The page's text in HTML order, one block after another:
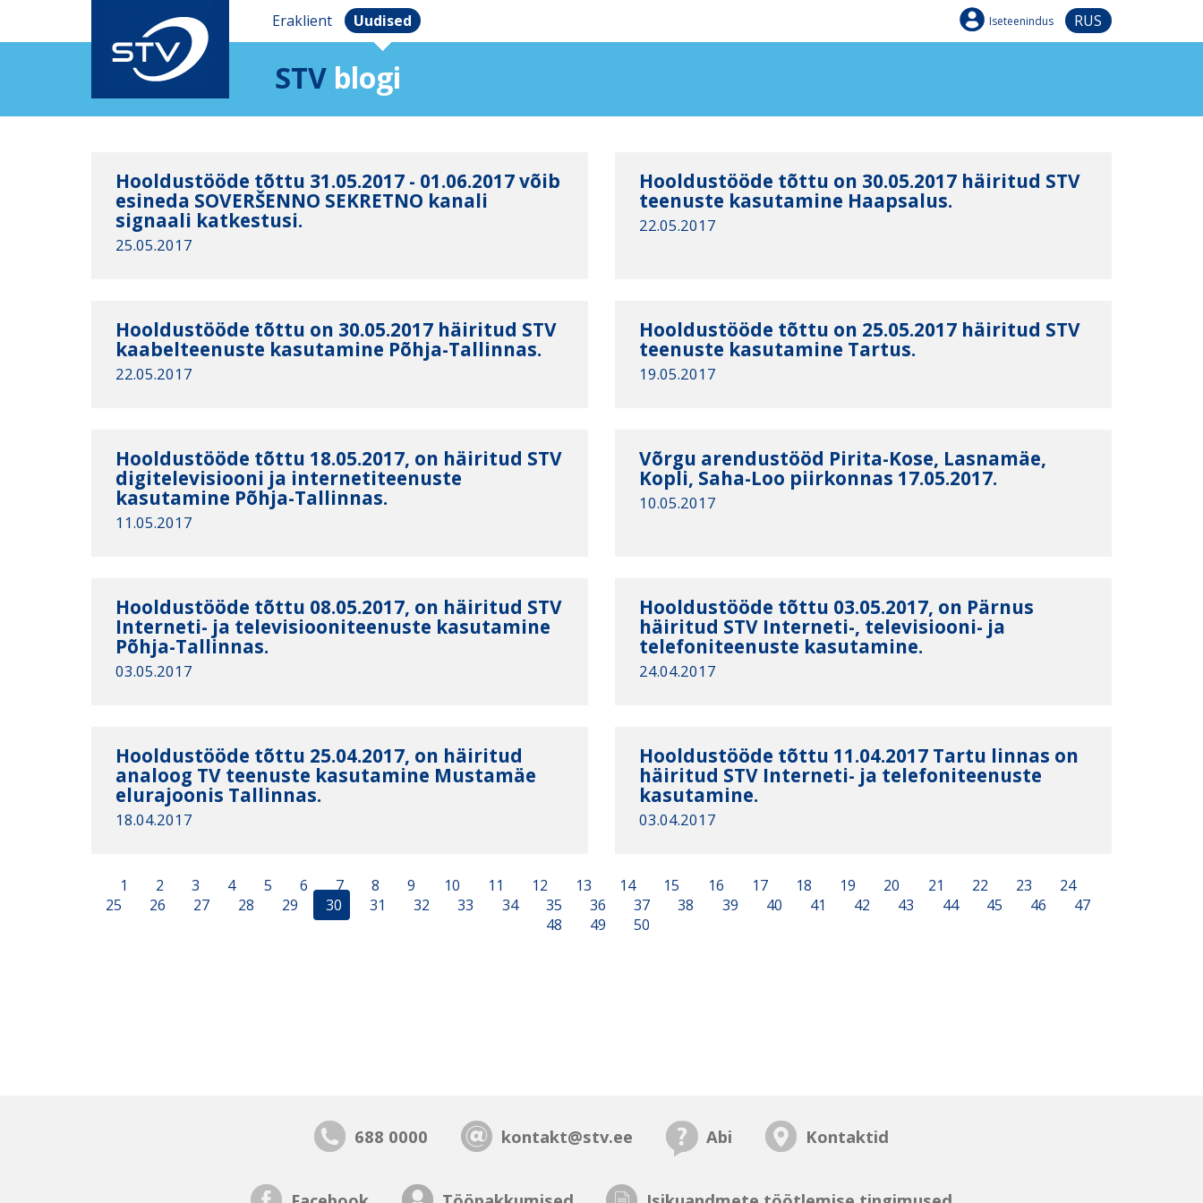
Eraklient Uudised Iseteenindus RUS
STV blogi
Hooldustööde tõttu 31.05.2017 - 01.06.2017 võib
esineda SOVERŠENNO SEKRETNO kanali
signaali katkestusi.
25.05.2017
Hooldustööde tõttu on 30.05.2017 häiritud STV
teenuste kasutamine Haapsalus.
22.05.2017
Hooldustööde tõttu on 30.05.2017 häiritud STV
kaabelteenuste kasutamine Põhja-Tallinnas.
22.05.2017
Hooldustööde tõttu on 25.05.2017 häiritud STV
teenuste kasutamine Tartus.
19.05.2017
Hooldustööde tõttu 18.05.2017, on häiritud STV
digitelevisiooni ja internetiteenuste
kasutamine Põhja-Tallinnas.
11.05.2017
Võrgu arendustööd Pirita-Kose, Lasnamäe,
Kopli, Saha-Loo piirkonnas 17.05.2017.
10.05.2017
Hooldustööde tõttu 08.05.2017, on häiritud STV
Interneti- ja televisiooniteenuste kasutamine
Põhja-Tallinnas.
03.05.2017
Hooldustööde tõttu 03.05.2017, on Pärnus
häiritud STV Interneti-, televisiooni- ja
telefoniteenuste kasutamine.
24.04.2017
Hooldustööde tõttu 25.04.2017, on häiritud
analoog TV teenuste kasutamine Mustamäe
elurajoonis Tallinnas.
18.04.2017
Hooldustööde tõttu 11.04.2017 Tartu linnas on
häiritud STV Interneti- ja telefoniteenuste
kasutamine.
03.04.2017
1 2 3 4 5 6 7 8 9 10 11 12 13 14 15 16 17 18 19 20 21 22 23
24
25
26 27 28 29 30 31 32 33 34 35 36 37 38 39 40 41 42 43 44 45 46
47
48
49 50
688 0000 kontakt@stv.ee Abi Kontaktid